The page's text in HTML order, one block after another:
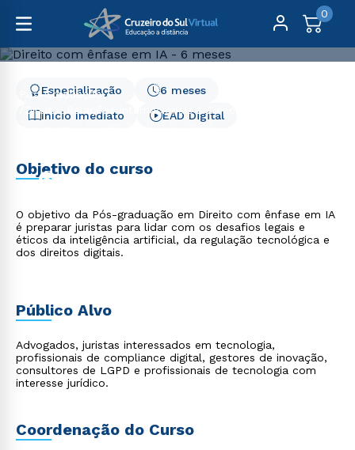
0
Pós-Graduação
Direito, Relações Internacionais e Ciência Política
Direito com ênfase em IA - 6 meses
- 6 meses
Início Imediato
6 meses
Especialização
EAD Digital
Objetivo do curso
O objetivo da Pós-graduação em Direito com ênfase em IA
é preparar juristas para lidar com os desafios legais e
éticos da inteligência artificial, da regulação tecnológica e
dos direitos digitais.
Público Alvo
Advogados, juristas interessados em tecnologia,
profissionais de compliance digital, gestores de inovação,
consultores de LGPD e profissionais de tecnologia com
interesse jurídico.
Coordenação do Curso